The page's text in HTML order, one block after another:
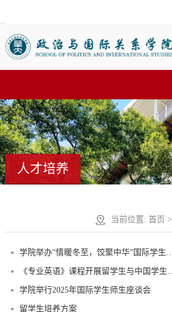
人才培养
当前位置:首页 >
学院举办“情暖冬至，饺聚中华”国际学生传统文化体验活动
《专业英语》课程开展留学生与中国学生交流活动
学院举行2025年国际学生师生座谈会
留学生培养方案